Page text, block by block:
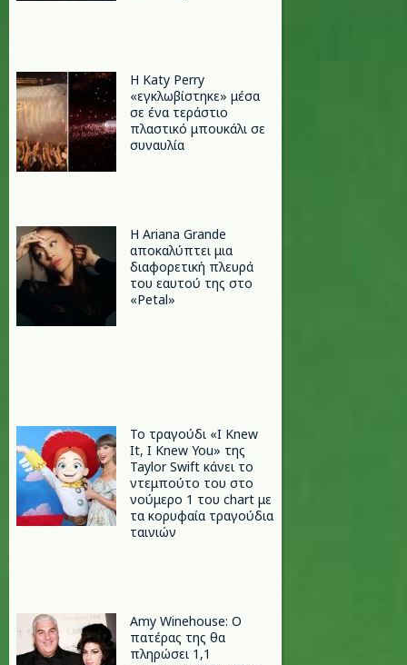
H Katy Perry
«εγκλωβίστηκε» μέσα
σε ένα τεράστιο
πλαστικό μπουκάλι σε
συναυλία
Η Ariana Grande
αποκαλύπτει μια
διαφορετική πλευρά
του εαυτού της στο
«Petal»
Το τραγούδι «I Knew
It, I Knew You» της
Taylor Swift κάνει το
ντεμπούτο του στο
νούμερο 1 του chart με
τα κορυφαία τραγούδια
ταινιών
Amy Winehouse: Ο
πατέρας της θα
πληρώσει 1,1